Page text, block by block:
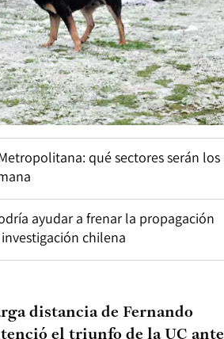
qué sectores serán los
ayudar a frenar la propagación
chilena
distancia de Fernando
el triunfo de la UC ante